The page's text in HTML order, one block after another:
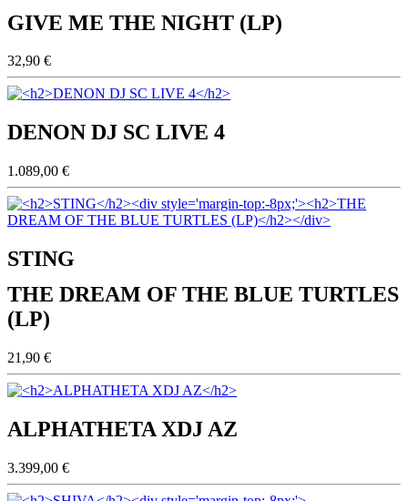
GIVE ME THE NIGHT (LP)
32,90 €
DENON DJ SC LIVE 4
1.089,00 €
STING
THE DREAM OF THE BLUE TURTLES
(LP)
21,90 €
ALPHATHETA XDJ AZ
3.399,00 €